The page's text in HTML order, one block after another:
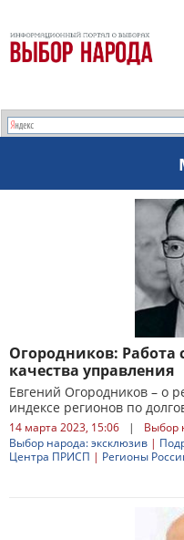
Огородников: Работа
качества управления
Евгений Огородников – о
индексе регионов по
14 марта 2023, 15:06 |
Выбор
Выбор народа: эксклюзив |
Центра ПРИСП | Регионы